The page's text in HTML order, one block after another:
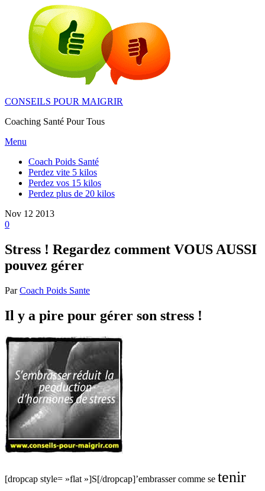
content
CONSEILS POUR MAIGRIR
Coaching Santé Pour Tous
Menu
Coach Poids Santé
Perdez vite 5 kilos
Perdez vos 15 kilos
Perdez plus de 20 kilos
Nov 12 2013
0
Stress ! Regardez comment VOUS AUSSI
pouvez gérer
ParCoach Poids Sante
Il y a pire pour gérer son stress !
[dropcap style= »flat »]S[/dropcap]’embrasser comme se tenir